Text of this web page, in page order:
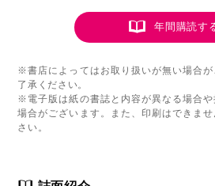
年間購読す
※書店によってはお取り扱いが無い場合
了承ください。
※電子版は紙の書誌と内容が異なる場合
場合がございます。また、印刷はできま
さい。